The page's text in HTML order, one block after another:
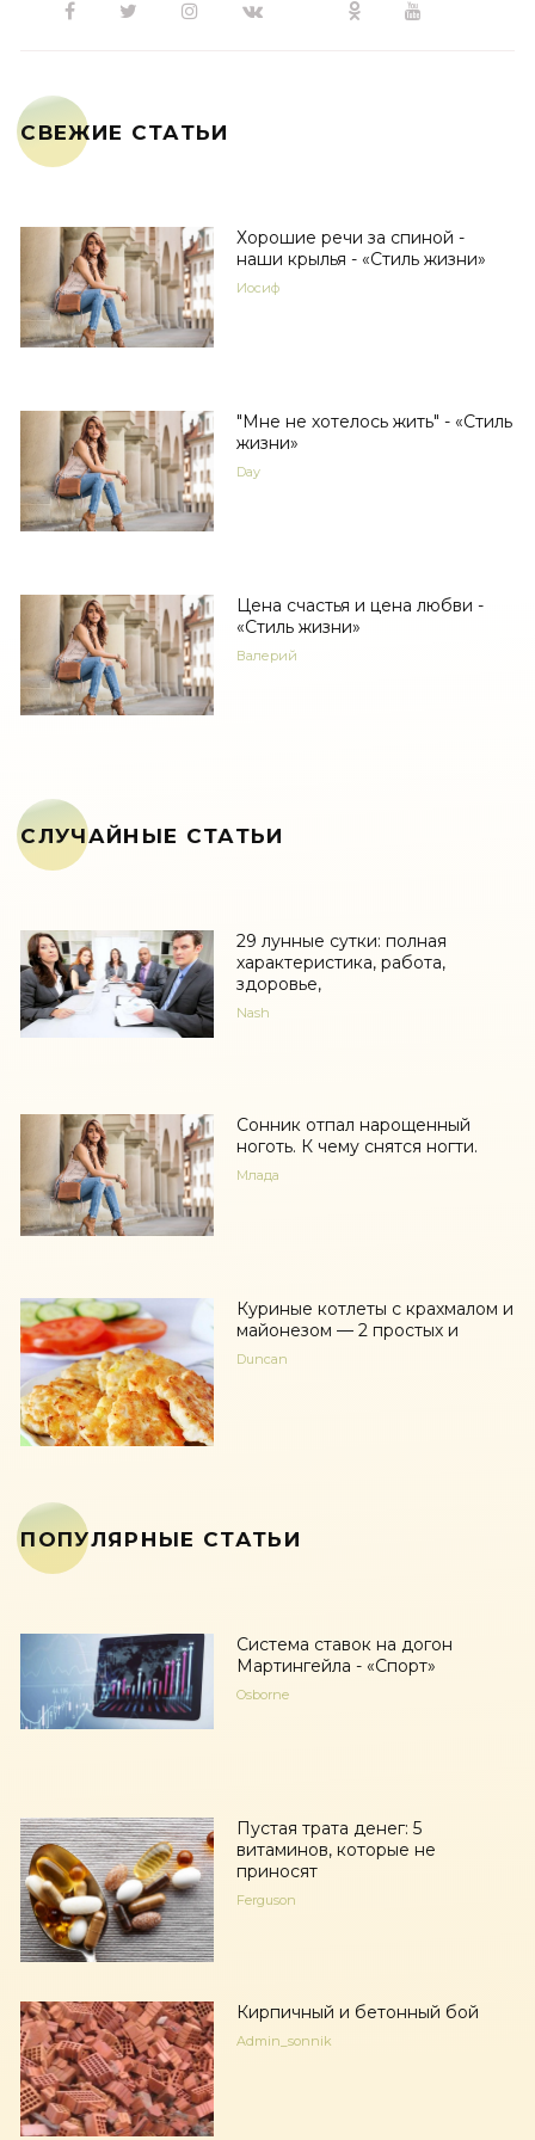
СВЕЖИЕ СТАТЬИ
Хорошие речи за спиной -
наши крылья - «Стиль жизни»
Иосиф
"Мне не хотелось жить" - «Стиль
жизни»
Day
Цена счастья и цена любви -
«Стиль жизни»
Валерий
СЛУЧАЙНЫЕ СТАТЬИ
29 лунные сутки: полная
характеристика, работа,
здоровье,
Nash
Сонник отпал нарощенный
ноготь. К чему снятся ногти.
Млада
Куриные котлеты с крахмалом и
майонезом — 2 простых и
Duncan
ПОПУЛЯРНЫЕ СТАТЬИ
Система ставок на догон
Мартингейла - «Спорт»
Osborne
Пустая трата денег: 5
витаминов, которые не
приносят
Ferguson
Кирпичный и бетонный бой
Admin_sonnik